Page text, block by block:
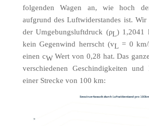
folgenden Wagen an, wie hoch
aufgrund des Luftwiderstandes ist. Wir
der Umgebungsluftdruck (ρL) 1,2041
kein Gegenwind herrscht (vL = 0
einen cWWert von 0,28 hat. Das
verschiedenen Geschindigkeiten und
einer Strecke von 100 km: